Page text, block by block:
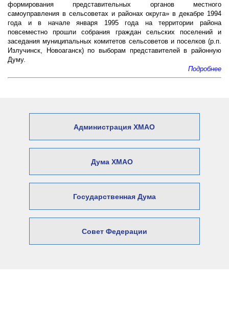
формирования представительных органов местного
самоуправления в сельсоветах и районах округа» в декабре 1994
года и в начале января 1995 года на территории района
повсеместно про­шли собрания граждан сельских поселений и
заседания муниципальных комитетов сельсоветов и поселков (р.п.
Излучинск, Новоаганск) по выборам представителей в районную
Думу.
Подробнее
Администрация ХМАО
Дума ХМАО
Государственная Дума
Совет Федерации